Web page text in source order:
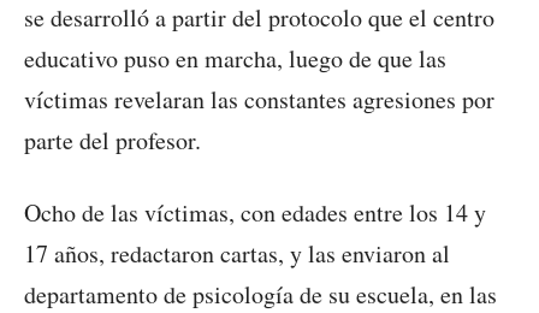
se desarrolló a partir del protocolo que el centro
educativo puso en marcha, luego de que las
víctimas revelaran las constantes agresiones por
parte del profesor.
Ocho de las víctimas, con edades entre los 14 y
17 años, redactaron cartas, y las enviaron al
departamento de psicología de su escuela, en las